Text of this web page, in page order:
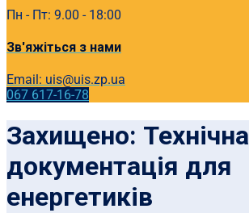
Пн - Пт: 9.00 - 18:00
Зв'яжіться з нами
Email: uis@uis.zp.ua
067 617-16-78
Захищено: Технічна
документація для
енергетиків